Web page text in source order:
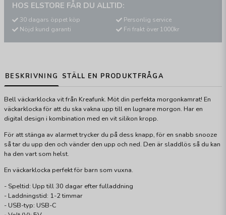
HOS ELSTORE FÅR DU ALLTID:
30 dagars öppet köp
Nöjd kund garanti
Personlig service
Fri frakt över 1000kr
BESKRIVNING STÄLL EN PRODUKTFRÅGA
Bell väckarklocka vit från Kreafunk. Möt din perfekta morgonkamrat! En
väckarklocka för att du ska vakna upp till en lugnare morgon. Har en
digital design i kombination med en vit silikon kropp.
För att stänga av alarmet trycker du på dess knapp, för en snabb snooze
så tar du upp den och vänder den upp och ned. Den är sladdlös så du kan
ha den vart som helst.
En väckarklocka perfekt för barn som vuxna.
- Speltid: Upp till 30 dagar efter fulladdning
- Laddningstid: 1-2 timmar
- USB-typ: USB-C